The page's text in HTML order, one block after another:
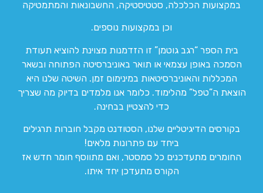
במקצועות הכלכלה, סטטיסטיקה, החשבונאות והמתמטיקה
וכן במקצועות נוספים.
בית הספר “רגב גוטמן” זו הזדמנות מצוינת להוציא תעודת
הסמכה באופן עצמאי או תואר באוניברסיטה הפתוחה ובשאר
המכללות והאוניברסיטאות במינימום זמן. השיטה שלנו היא
הוצאת ה”טפל” מהלימוד. כלומר אנו מלמדים בדיוק מה שצריך
כדי להצטיין בבחינה.
בקורסים הדיגיטליים שלנו, הסטודנט מקבל חוברות תרגילים
ביחד עם פתרונות מלאים!
החומרים מתעדכנים כל סמסטר, ואם מתווסף חומר חדש אז
הקורס מתעדכן יחד איתו.